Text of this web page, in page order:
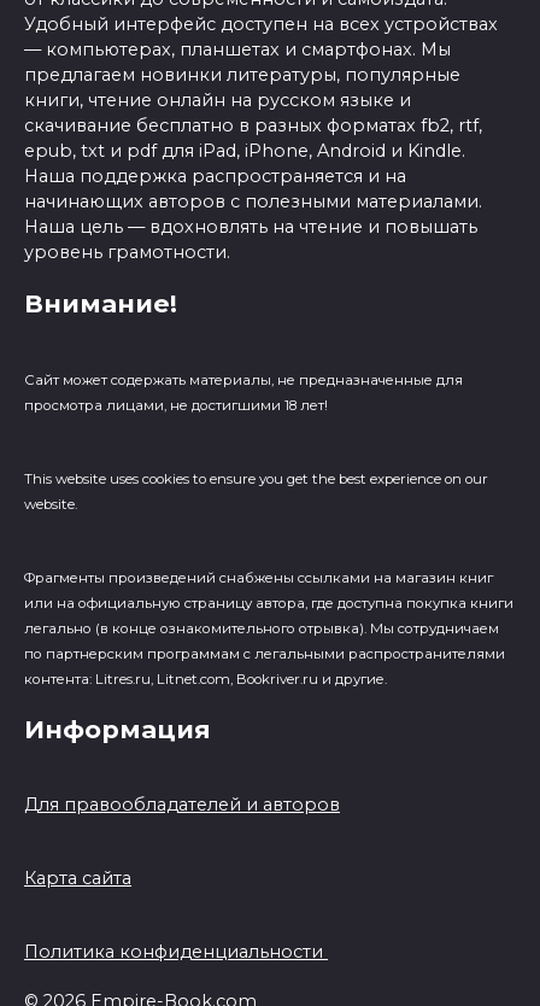
Удобный интерфейс доступен на всех устройствах
— компьютерах, планшетах и смартфонах. Мы
предлагаем новинки литературы, популярные
книги, чтение онлайн на русском языке и
скачивание бесплатно в разных форматах fb2, rtf,
epub, txt и pdf для iPad, iPhone, Android и Kindle.
Наша поддержка распространяется и на
начинающих авторов с полезными материалами.
Наша цель — вдохновлять на чтение и повышать
уровень грамотности.
Внимание!
Сайт может содержать материалы, не предназначенные для
просмотра лицами, не достигшими 18 лет!
This website uses cookies to ensure you get the best experience on our
website.
Фрагменты произведений cнабжены ссылками на магазин книг
или на официальную страницу автора, где доступна покупка книги
легально (в конце ознакомительного отрывка). Мы сотрудничаем
по партнерским программам с легальными распространителями
контента: Litres.ru, Litnet.com, Bookriver.ru и другие.
Информация
Для правообладателей и авторов
Карта сайта
Политика конфиденциальности
© 2026 Empire-Book.com